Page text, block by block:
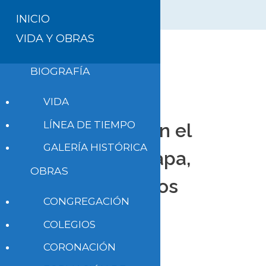
Estudio 9. En el
video del Papa,
Francisco nos
discípulos
INICIO
VIDA Y OBRAS
BIOGRAFÍA
VIDA
LÍNEA DE TIEMPO
GALERÍA HISTÓRICA
OBRAS
CONGREGACIÓN
COLEGIOS
CORONACIÓN